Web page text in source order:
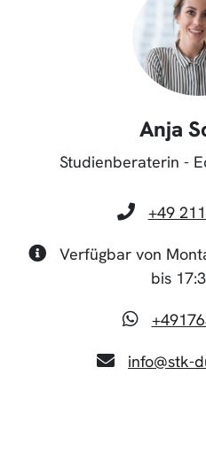
Anja
Studienberaterin -
+49
Verfügbar von
bis
info@stk-